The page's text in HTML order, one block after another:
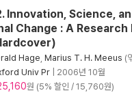
Innovation, Science,
Change : A Research
Hage Marius T. H. Meeus (
Univ Pr
2006년 10월
원 (5% 할인 / 15,760원)